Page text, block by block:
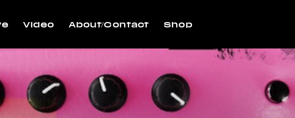
Video About/Contact Shop